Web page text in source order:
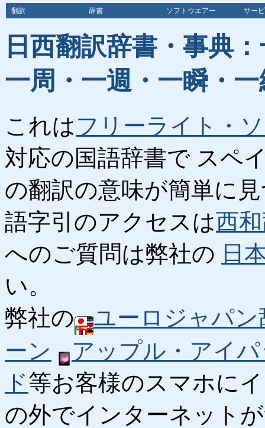
翻訳 辞書 ソフトウエアー サー
日西翻訳辞書・事典
一周・一週・一瞬・
これはフリーライト・
対応の国語辞書で スペ
の翻訳の意味が簡単に
語字引のアクセスは西
へのご質問は弊社の 日
い。
弊社の
ユーロジャパン
ーン
アップル・アイ
ド等お客様のスマホに
の外でインターネット